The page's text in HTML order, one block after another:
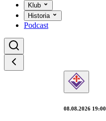
Klub
Historia
Podcast
08.08.2026 19:00